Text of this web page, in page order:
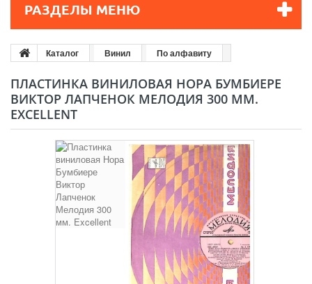
РАЗДЕЛЫ МЕНЮ
Каталог Винил По алфавиту
ПЛАСТИНКА ВИНИЛОВАЯ НОРА БУМБИЕРЕ
ВИКТОР ЛАПЧЕНОК МЕЛОДИЯ 300 ММ.
EXCELLENT